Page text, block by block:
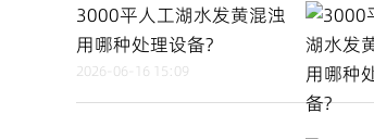
3000平人工湖水发黄混浊
用哪种处理设备?
2026-06-16 15:09